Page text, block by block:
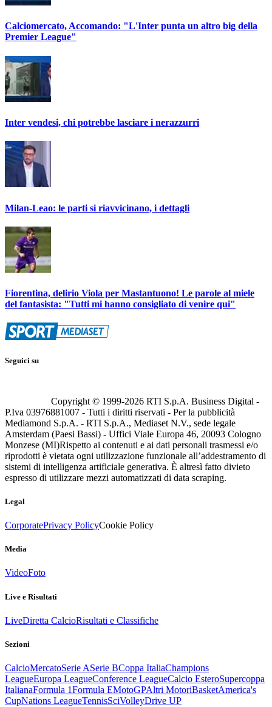
Calciomercato, Accomando: "L'Inter punta un altro big della
Premier League"
Inter vendesi, chi potrebbe lasciare i nerazzurri
Milan-Leao: le parti si riavvicinano, i dettagli
Fiorentina, delirio Viola per Mastantuono! Le parole al miele
del fantasista: "Tutti mi hanno consigliato di venire qui"
Seguici su
Copyright © 1999-2026 RTI S.p.A. Business Digital -
P.Iva 03976881007 - Tutti i diritti riservati - Per la pubblicità
Mediamond S.p.A. - RTI S.p.A., Mediaset N.V., sede legale
Amsterdam (Paesi Bassi) - Uffici Viale Europa 46, 20093 Cologno
Monzese (MI)Rispetto ai contenuti e ai dati personali trasmessi e/o
riprodotti è vietata ogni utilizzazione funzionale all’addestramento di
sistemi di intelligenza artificiale generativa. È altresì fatto divieto
espresso di utilizzare mezzi automatizzati di data scraping.
Legal
CorporatePrivacy PolicyCookie Policy
Media
VideoFoto
Live e Risultati
LiveDiretta CalcioRisultati e Classifiche
Sezioni
CalcioMercatoSerie ASerie BCoppa ItaliaChampions
LeagueEuropa LeagueConference LeagueCalcio EsteroSupercoppa
ItalianaFormula 1Formula EMotoGPAltri MotoriBasketAmerica's
CupNations LeagueTennisSciVolleyDrive UP